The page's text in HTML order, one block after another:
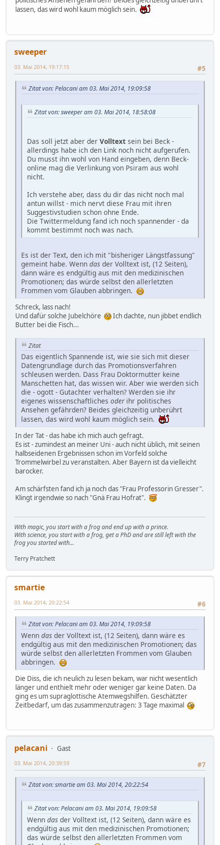
lassen, das wird wohl kaum möglich sein.
sweeper
#5
03. Mai 2014, 19:17:15
Zitat von: Pelacani am 03. Mai 2014, 19:09:58
Zitat von: sweeper am 03. Mai 2014, 18:58:08
Das soll jetzt aber der Volltext sein bei Beck -
allerdings habe ich den Link noch nicht aufgerufen.
Du musst ihn wohl von Hand eingeben, denn Beck-
online mag die Verlinkung von Psiram aus wohl
nicht.
Ich verstehe aber, dass du dir das nicht noch mal
antun willst - mich nervt diese Frau mit ihren
Suggestivstudien schon ohne Ende.
Die Twittermeldung fand ich noch spannender - da
kommt bestimmt noch was nach.
Es ist der Text, den ich mit "bisheriger Längstfassung"
gemeint habe. Wenn das der Volltext ist, (12 Seiten),
dann wäre es endgültig aus mit den medizinischen
Promotionen; das würde selbst den allerletzten
Frommen vom Glauben abbringen.
Schreck, lass nach!
Und dafür solche Jubelchöre
Ich dachte, nun jibbet endlich
Butter bei die Fisch...
Zitat
Das eigentlich Spannende ist, wie sie sich mit dieser
Datengrundlage durch das Promotionsverfahren
schleusen werden. Dass Frau Doktormutter keine
Manschetten hat, das wissen wir. Aber wie werden sich
die - ogott - Gutachter verhalten? Werden sie ihr
eigenes wissenschaftliches oderihr politisches
Ansehen gefährden? Beides gleichzeitig unberührt
lassen, das wird wohl kaum möglich sein.
In der Tat - das habe ich mich auch gefragt.
Es ist - zumindest an meiner Uni - auch nicht üblich, mit seinen
halbseidenen Ergebnissen schon im Vorfeld solche
Trommelwirbel zu veranstalten. Aber Bayern ist da vielleicht
barocker.
Am schärfsten fand ich ja noch das "Frau Professorin Gresser".
Klingt irgendwie so nach "Gnä Frau Hofrat".
With magic, you start with a frog and end up with a prince.
With science, you start with a frog, get a PhD and are still left with the
frog you started with...
Terry Pratchett
smartie
#6
03. Mai 2014, 20:22:54
Zitat von: Pelacani am 03. Mai 2014, 19:09:58
Wenn das der Volltext ist, (12 Seiten), dann wäre es
endgültig aus mit den medizinischen Promotionen; das
würde selbst den allerletzten Frommen vom Glauben
abbringen.
Die Diss, die ich neulich zu lesen bekam, war nicht wesentlich
länger und enthielt mehr oder weniger gar keine Daten. Da
ging es um supraglottische Atemwegshilfen. Geschätzter
Zeitbedarf, um das zusammenzutragen: 3 Tage maximal
pelacani
Gast
#7
03. Mai 2014, 20:39:59
Zitat von: smartie am 03. Mai 2014, 20:22:54
Zitat von: Pelacani am 03. Mai 2014, 19:09:58
Wenn das der Volltext ist, (12 Seiten), dann wäre es
endgültig aus mit den medizinischen Promotionen;
das würde selbst den allerletzten Frommen vom